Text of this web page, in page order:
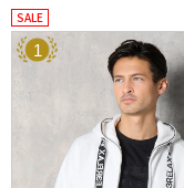
SALE
1